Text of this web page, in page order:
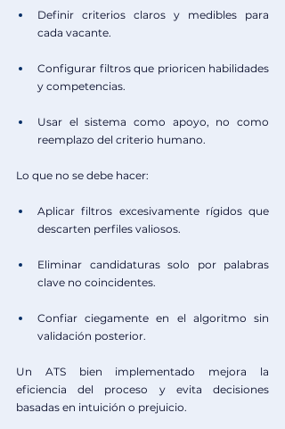
Definir criterios claros y medibles para
cada vacante.
Configurar filtros que prioricen habilidades
y competencias.
Usar el sistema como apoyo, no como
reemplazo del criterio humano.
Lo que no se debe hacer:
Aplicar filtros excesivamente rígidos que
descarten perfiles valiosos.
Eliminar candidaturas solo por palabras
clave no coincidentes.
Confiar ciegamente en el algoritmo sin
validación posterior.
Un ATS bien implementado mejora la
eficiencia del proceso y evita decisiones
basadas en intuición o prejuicio.